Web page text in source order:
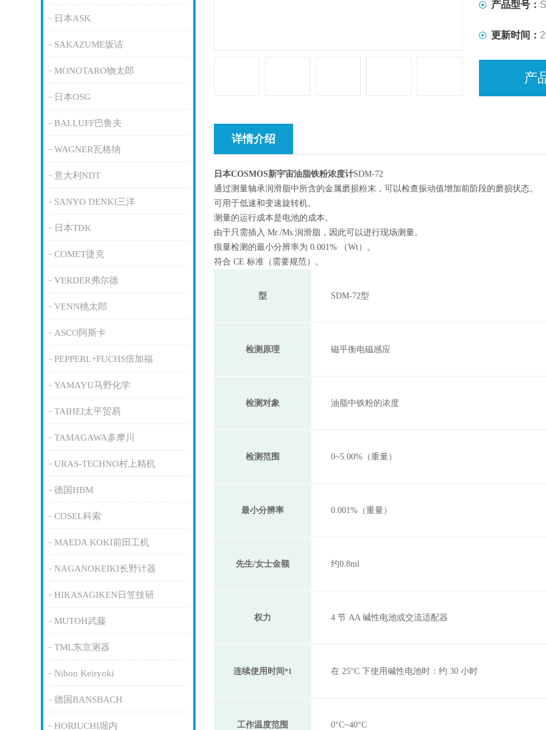
日本ASK
SAKAZUME坂诘
MONOTARO物太郎
日本OSG
BALLUFF巴鲁夫
WAGNER瓦格纳
意大利NDT
SANYO DENKI三洋
日本TDK
COMET捷克
VERDER弗尔德
VENN桃太郎
ASCO阿斯卡
PEPPERL+FUCHS倍加福
YAMAYU马野化学
TAIHEI太平贸易
TAMAGAWA多摩川
URAS-TECHNO村上精机
德国HBM
COSEL科索
MAEDA KOKI前田工机
NAGANOKEIKI长野计器
HIKASAGIKEN日笠技研
MUTOH武藤
TML东京测器
Nihon Keiryoki
德国BANSBACH
HORIUCHI堀内
产品型号：
更新时间：
产
详情介绍
日本COSMOS新宇宙油脂铁粉浓度计SDM-72
通过测量轴承润滑脂中所含的金属磨损粉末，可以检查振动值增加前阶段的磨损状态。
可用于低速和变速旋转机。
测量的运行成本是电池的成本。
由于只需插入 Mr./Ms.润滑脂，因此可以进行现场测量。
痕量检测的最小分辨率为 0.001% （Wt）。
符合 CE 标准（需要规范）。
型 SDM-72型
检测原理 磁平衡电磁感应
检测对象 油脂中铁粉的浓度
检测范围 0~5.00%（重量）
最小分辨率 0.001%（重量）
先生/女士金额 约0.8ml
权力 4 节 AA 碱性电池或交流适配器
连续使用时间*1 在 25°C 下使用碱性电池时：约 30 小时
工作温度范围 0°C~40°C